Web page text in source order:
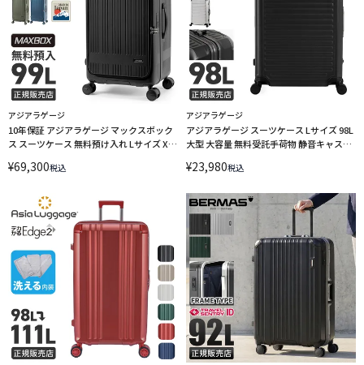
アジアラゲージ
10年保証 アジアラゲージ マックスボック
ス スーツケース 無料預け入れ Lサイズ XL
8011RVTL-28
¥69,300税込
アジアラゲージ
アジアラゲージ スーツケース Lサイズ 98L
大型 大容量 無料受託手荷物 静音キャスタ
A.L.I ASIA LUGGAGE AEOLUS ALI-AEO-
¥23,980税込